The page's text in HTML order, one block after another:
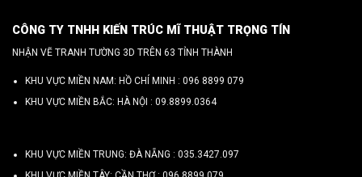
CÔNG TY TNHH KIẾN TRÚC MĨ THUẬT TRỌNG TÍN
NHẬN VẼ TRANH TƯỜNG 3D TRÊN 63 TỈNH THÀNH
KHU VỰC MIỀN NAM: HỒ CHÍ MINH : 096 8899 079
KHU VỰC MIỀN BẮC: HÀ NỘI : 09.8899.0364
KHU VỰC MIỀN TRUNG: ĐÀ NẴNG : 035.3427.097